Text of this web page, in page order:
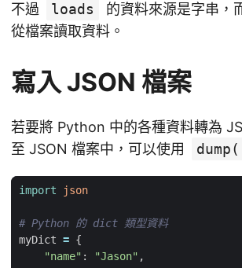
不過
loads 的資料來源是字串，
從檔案讀取資料。
寫入 JSON 檔案
若要將 Python 中的各種資料轉為
至 JSON 檔案中，可以使用
import json
# Python 的 dict 類型資料
myDict = {
"name" : "Jason" ,